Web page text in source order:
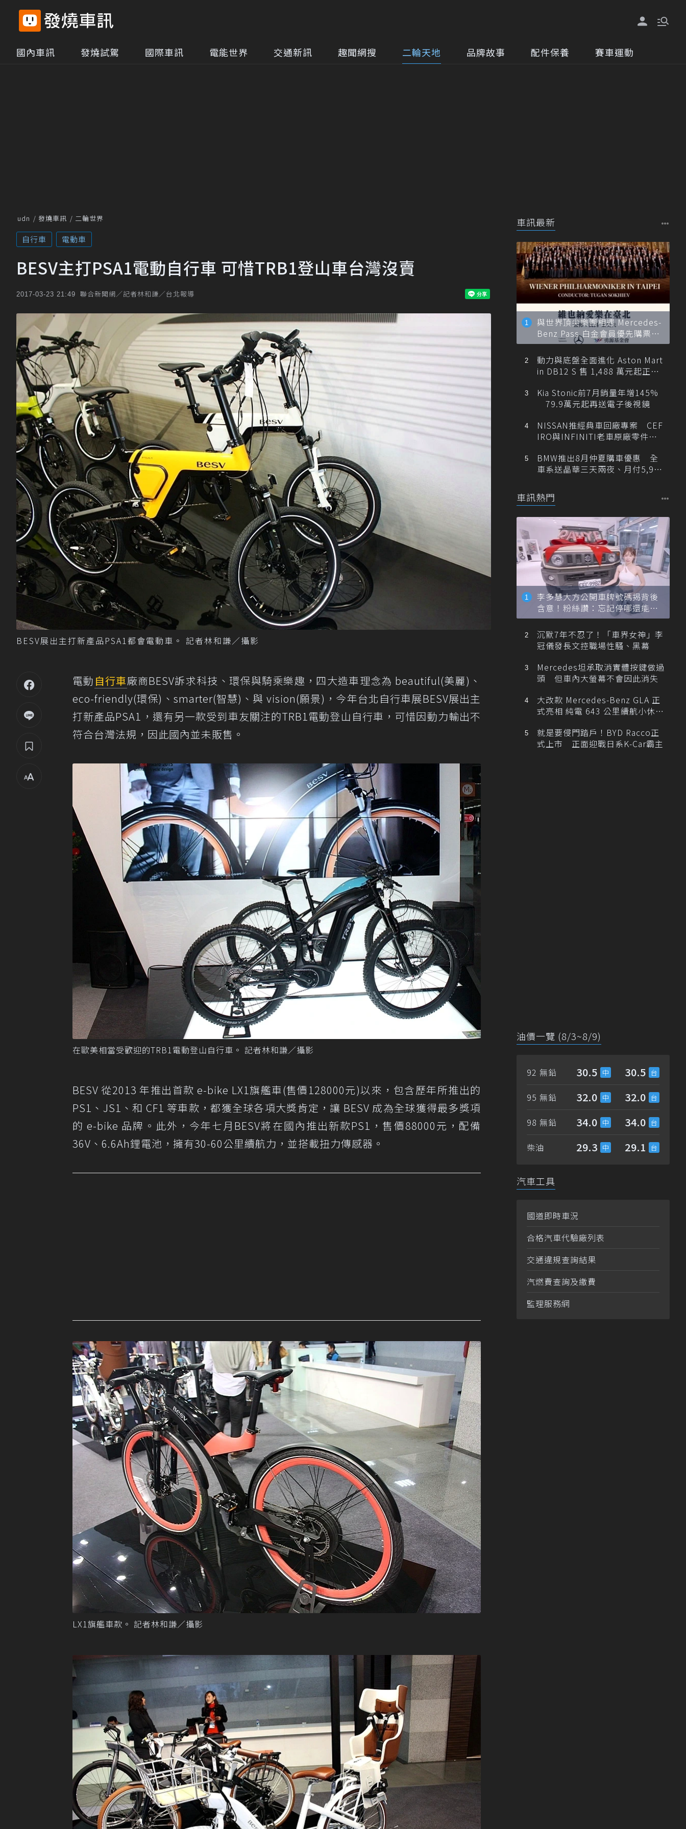
國內車訊 發燒試駕 國際車訊 電能世界 交通新訊 趣聞網搜 二輪天地 品牌故事 配件保養 賽車運動
udn 發燒車訊 二輪世界
自行車 電動車
BESV主打PSA1電動自行車 可惜TRB1登山車台灣沒賣
2017-03-23 21:49 聯合新聞網／記者林和謙／台北報導
BESV展出主打新產品PSA1都會電動車。 記者林和謙／攝影
電動 自行車廠商BESV訴求科技、環保與騎乘樂趣，四大造車理念為 beautiful(美麗)、
eco-friendly(環保)、smarter(智慧)、與 vision(願景)，今年台北自行車展BESV展出主
打新產品PSA1，還有另一款受到車友關注的TRB1電動登山自行車，可惜因動力輸出不
符合台灣法規，因此國內並未販售。
在歐美相當受歡迎的TRB1電動登山自行車。 記者林和謙／攝影
BESV 從2013 年推出首款 e-bike LX1旗艦車(售價128000元)以來，包含歷年所推出的
PS1、JS1、和 CF1 等車款，都獲全球各項大獎肯定，讓 BESV 成為全球獲得最多獎項
的 e-bike 品牌。此外，今年七月BESV將在國內推出新款PS1，售價88000元，配備
36V、6.6Ah鋰電池，擁有30-60公里續航力，並搭載扭力傳感器。
LX1旗艦車款。 記者林和謙／攝影
車訊最新
與世界頂尖樂團相遇 Mercedes-
Benz Pass 白金會員優先購票維
也納愛樂
動力與底盤全面進化 Aston Mart
in DB12 S 售 1,488 萬元起正式
Kia Stonic前7月銷量年增145%
79.9萬元起再送電子後視鏡
NISSAN推經典車回廠專案 CEF
IRO與INFINITI老車原廠零件最
BMW推出8月仲夏購車優惠 全
車系送晶華三天兩夜、月付5,900
車訊熱門
李多慧大方公開車牌號碼揭背後
含意！粉絲讚：忘記停哪還能幫
忙找車
沉默7年不忍了！「車界女神」李
冠儀發長文控職場性騷、黑幕
Mercedes坦承取消實體按鍵做過
頭 但車內大螢幕不會因此消失
大改款 Mercedes-Benz GLA 正
式亮相 純電 643 公里續航小休
就是要侵門踏戶！BYD Racco正
式上市 正面迎戰日系K-Car霸主
油價一覽 (8/3~8/9)
92 無鉛 30.5 30.5
95 無鉛 32.0 32.0
98 無鉛 34.0 34.0
柴油 29.3 29.1
汽車工具
國道即時車況
合格汽車代驗廠列表
交通違規查詢結果
汽燃費查詢及繳費
監理服務網